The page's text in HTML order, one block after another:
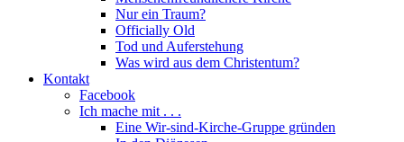
Nur ein Traum?
Officially Old
Tod und Auferstehung
Was wird aus dem Christentum?
Kontakt
Facebook
Ich mache mit . . .
Eine Wir-sind-Kirche-Gruppe gründen